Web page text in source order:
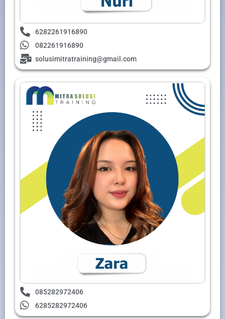
6282261916890
082261916890
solusimitratraining@gmail.com
085282972406
6285282972406